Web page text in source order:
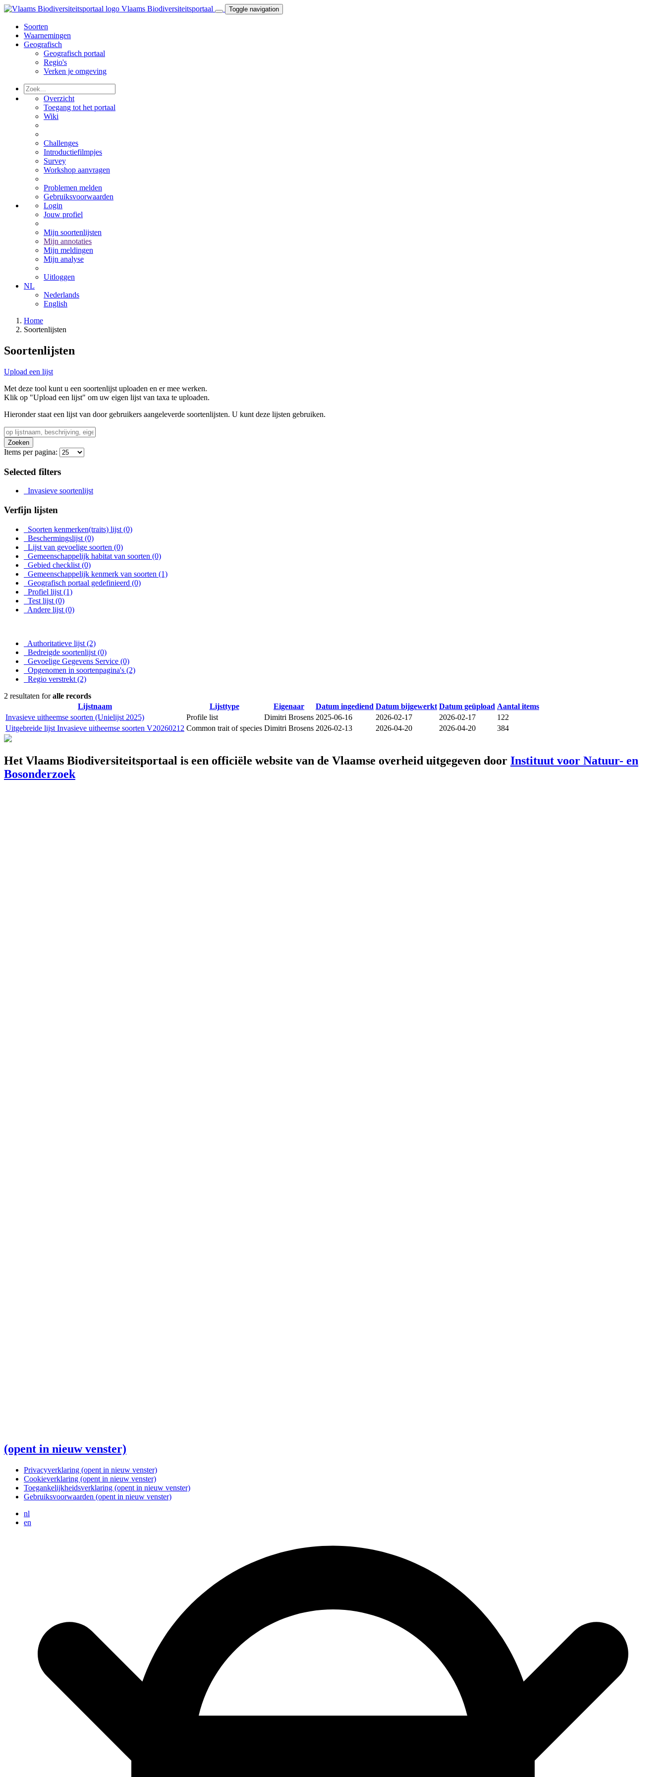
Vlaams Biodiversiteitsportaal Toggle navigation
Soorten
Waarnemingen
Geografisch
Geografisch portaal
Regio's
Verken je omgeving
Overzicht
Toegang tot het portaal
Wiki
Challenges
Introductiefilmpjes
Survey
Workshop aanvragen
Problemen melden
Gebruiksvoorwaarden
Login
Jouw profiel
Mijn soortenlijsten
Mijn annotaties
Mijn meldingen
Mijn analyse
Uitloggen
NL
Nederlands
English
Home
Soortenlijsten
Soortenlijsten
Upload een lijst
Met deze tool kunt u een soortenlijst uploaden en er mee werken.
Klik op "Upload een lijst" om uw eigen lijst van taxa te uploaden.
Hieronder staat een lijst van door gebruikers aangeleverde soortenlijsten. U kunt deze lijsten gebruiken.
Zoeken
Items per pagina:
Selected filters
Invasieve soortenlijst
Verfijn lijsten
Soorten kenmerken(traits) lijst (0)
Beschermingslijst (0)
Lijst van gevoelige soorten (0)
Gemeenschappelijk habitat van soorten (0)
Gebied checklist (0)
Gemeenschappelijk kenmerk van soorten (1)
Geografisch portaal gedefinieerd (0)
Profiel lijst (1)
Test lijst (0)
Andere lijst (0)
Authoritatieve lijst (2)
Bedreigde soortenlijst (0)
Gevoelige Gegevens Service (0)
Opgenomen in soortenpagina's (2)
Regio verstrekt (2)
2 resultaten foralle records
Lijstnaam
Lijsttype Eigenaar Datum ingediend Datum bijgewerkt Datum geüpload Aantal items
Invasieve uitheemse soorten (Unielijst 2025)
Profile list Dimitri Brosens 2025-06-16 2026-02-17 2026-02-17
122
Uitgebreide lijst Invasieve uitheemse soorten V20260212 Common trait of species Dimitri Brosens 2026-02-13 2026-04-20 2026-04-20 384
Het Vlaams Biodiversiteitsportaal is een officiële website van de Vlaamse overheid uitgegeven door Instituut voor Natuur- en
Bosonderzoek
(opent in nieuw venster)
Privacyverklaring (opent in nieuw venster)
Cookieverklaring (opent in nieuw venster)
Toegankelijkheidsverklaring (opent in nieuw venster)
Gebruiksvoorwaarden (opent in nieuw venster)
nl
en